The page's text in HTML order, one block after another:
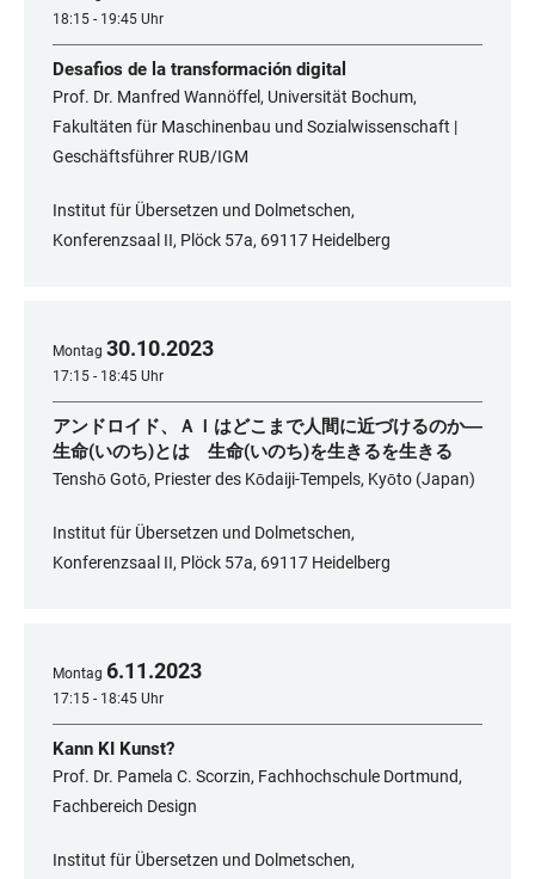
18:15 - 19:45 Uhr
Desafios de la transformación digital
Prof. Dr. Manfred Wannöffel, Universität Bochum,
Fakultäten für Maschinenbau und Sozialwissenschaft |
Geschäftsführer RUB/IGM
Institut für Übersetzen und Dolmetschen,
Konferenzsaal II, Plöck 57a, 69117 Heidelberg
Montag 30.10.2023
17:15 - 18:45 Uhr
アンドロイド、ＡＩはどこまで人間に近づけるのか―
生命(いのち)とは 生命(いのち)を生きるを生きる
Tenshō Gotō, Priester des Kōdaiji-Tempels, Kyōto (Japan)
Institut für Übersetzen und Dolmetschen,
Konferenzsaal II, Plöck 57a, 69117 Heidelberg
Montag 6.11.2023
17:15 - 18:45 Uhr
Kann KI Kunst?
Prof. Dr. Pamela C. Scorzin, Fachhochschule Dortmund,
Fachbereich Design
Institut für Übersetzen und Dolmetschen,